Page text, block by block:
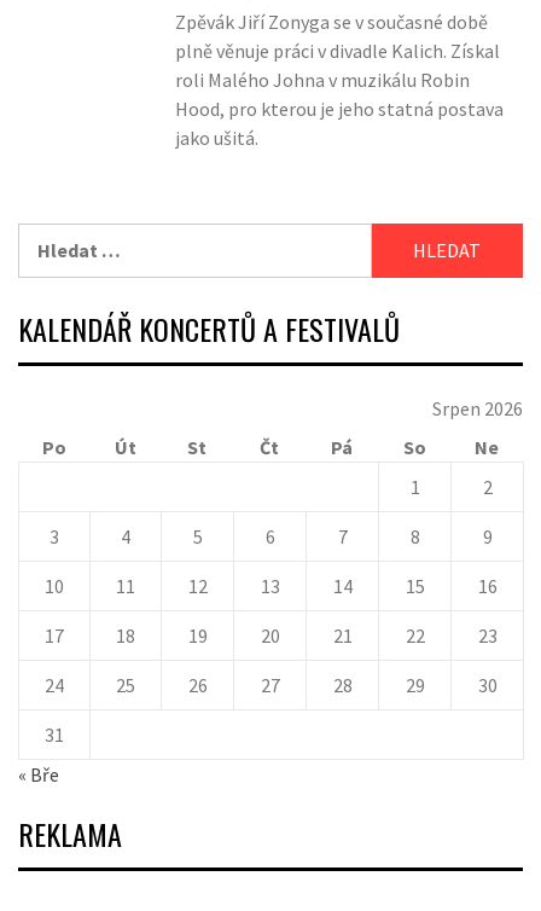
Zpěvák Jiří Zonyga se v současné době
plně věnuje práci v divadle Kalich. Získal
roli Malého Johna v muzikálu Robin
Hood, pro kterou je jeho statná postava
jako ušitá.
KALENDÁŘ KONCERTŮ A FESTIVALŮ
Srpen 2026
Po
Út St Čt Pá So
Ne
1
2
3 4 5 6 7 8 9
10 11 12 13 14 15 16
17 18 19 20 21 22 23
24 25 26 27 28 29 30
31
« Bře
REKLAMA